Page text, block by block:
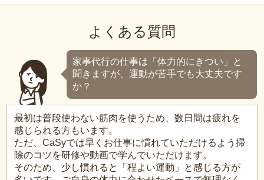
よくある質問
家事代行の仕事は「体力的にきつい」と
聞きますが、運動が苦手でも大丈夫です
か？
最初は普段使わない筋肉を使うため、数日間は疲れを
感じられる方もいます。
ただ、CaSyでは早くお仕事に慣れていただけるよう掃
除のコツを研修や動画で学んでいただけます。
そのため、少し慣れると「程よい運動」と感じる方が